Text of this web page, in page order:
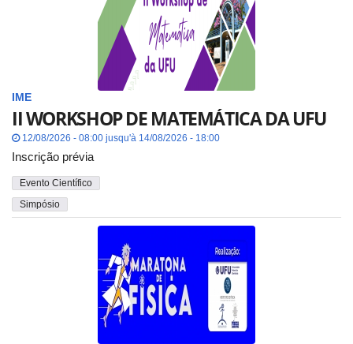
IME
II WORKSHOP DE MATEMÁTICA DA UFU
12/08/2026 - 08:00 jusqu'à 14/08/2026 - 18:00
Inscrição prévia
Evento Científico
Simpósio